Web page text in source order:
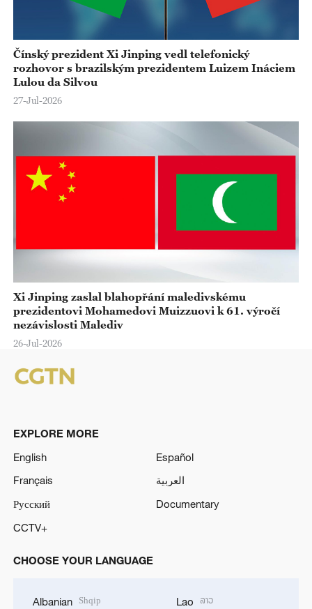
Čínský prezident Xi Jinping vedl telefonický
rozhovor s brazilským prezidentem Luizem Ináciem
Lulou da Silvou
27-Jul-2026
Xi Jinping zaslal blahopřání maledivskému
prezidentovi Mohamedovi Muizzuovi k 61. výročí
nezávislosti Malediv
26-Jul-2026
EXPLORE MORE
English
Español
Français
العربية
Русский
Documentary
CCTV+
CHOOSE YOUR LANGUAGE
Albanian Shqip Lao ລາວ